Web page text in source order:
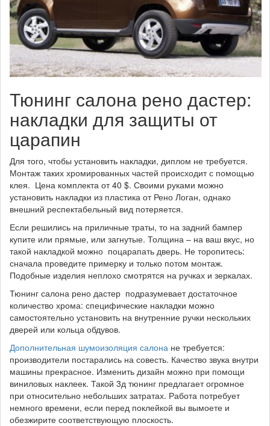
Тюнинг салона рено дастер:
накладки для защиты от
царапин
Для того, чтобы установить накладки, диплом не требуется.
Монтаж таких хромированных частей происходит с помощью
клея. Цена комплекта от 40 $. Своими руками можно
установить накладки из пластика от Рено Логан, однако
внешний респектабельный вид потеряется.
Если решились на приличные траты, то на задний бампер
купите или прямые, или загнутые. Толщина – на ваш вкус, но
такой накладкой можно поцарапать дверь. Не торопитесь:
сначала проведите примерку и только потом монтаж.
Подобные изделия неплохо смотрятся на ручках и зеркалах.
Тюнинг салона рено дастер подразумевает достаточное
количество хрома: специфические накладки можно
самостоятельно установить на внутренние ручки нескольких
дверей или кольца обдувов.
Дополнительная шумоизоляция салона не требуется:
производители постарались на совесть. Качество звука внутри
машины прекрасное. Изменить дизайн можно при помощи
виниловых наклеек. Такой 3д тюнинг предлагает огромное
при относительно небольших затратах. Работа потребует
немного времени, если перед поклейкой вы вымоете и
обезжирите соответствующую плоскость.